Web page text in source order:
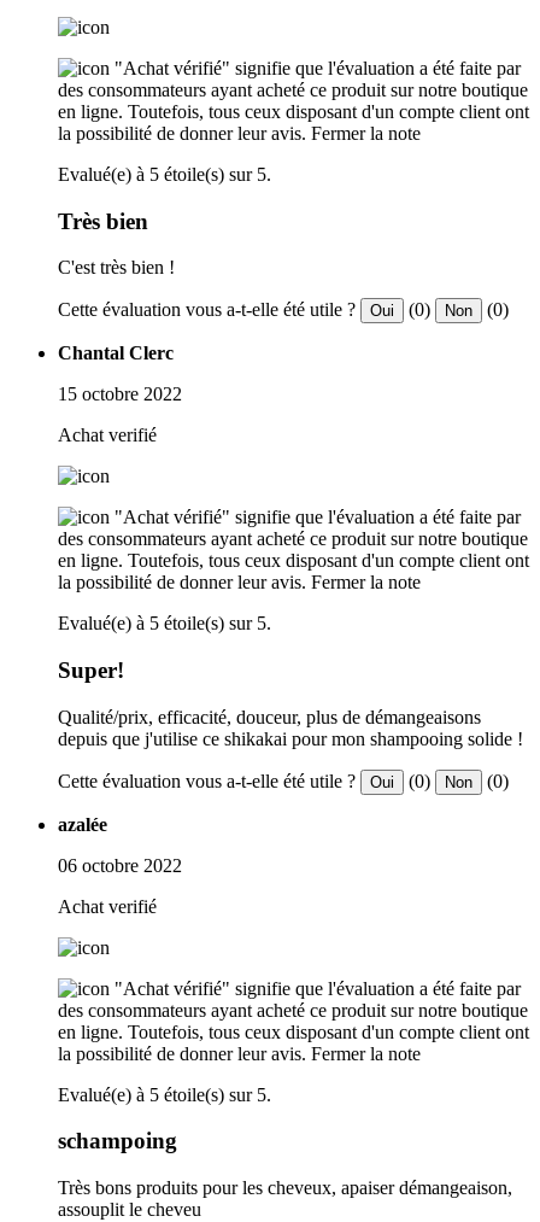
"Achat vérifié" signifie que l'évaluation a été faite par
des consommateurs ayant acheté ce produit sur notre boutique
en ligne. Toutefois, tous ceux disposant d'un compte client ont
la possibilité de donner leur avis. Fermer la note
Evalué(e) à 5 étoile(s) sur 5.
Très bien
C'est très bien !
Cette évaluation vous a-t-elle été utile ? Oui (0) Non (0)
Chantal Clerc
15 octobre 2022
Achat verifié
"Achat vérifié" signifie que l'évaluation a été faite par
des consommateurs ayant acheté ce produit sur notre boutique
en ligne. Toutefois, tous ceux disposant d'un compte client ont
la possibilité de donner leur avis. Fermer la note
Evalué(e) à 5 étoile(s) sur 5.
Super!
Qualité/prix, efficacité, douceur, plus de démangeaisons
depuis que j'utilise ce shikakai pour mon shampooing solide !
Cette évaluation vous a-t-elle été utile ? Oui (0) Non (0)
azalée
06 octobre 2022
Achat verifié
"Achat vérifié" signifie que l'évaluation a été faite par
des consommateurs ayant acheté ce produit sur notre boutique
en ligne. Toutefois, tous ceux disposant d'un compte client ont
la possibilité de donner leur avis. Fermer la note
Evalué(e) à 5 étoile(s) sur 5.
schampoing
Très bons produits pour les cheveux, apaiser démangeaison,
assouplit le cheveu